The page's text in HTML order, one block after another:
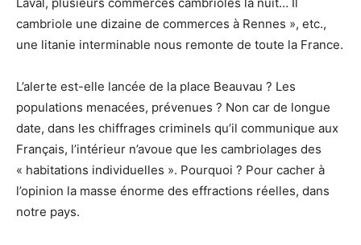
cambriole une dizaine de commerces à Rennes », etc.,
une litanie interminable nous remonte de toute la France.
L’alerte est-elle lancée de la place Beauvau ? Les
populations menacées, prévenues ? Non car de longue
date, dans les chiffrages criminels qu’il communique aux
Français, l’intérieur n’avoue que les cambriolages des
« habitations individuelles ». Pourquoi ? Pour cacher à
l’opi­nion la masse énorme des effractions réelles, dans
notre pays.